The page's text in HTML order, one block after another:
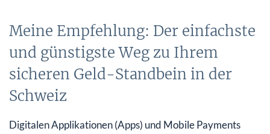
Meine Empfehlung: Der einfachste
und günstigste Weg zu Ihrem
sicheren Geld-Standbein in der
Schweiz
Digitalen Applikationen (Apps) und Mobile Payments